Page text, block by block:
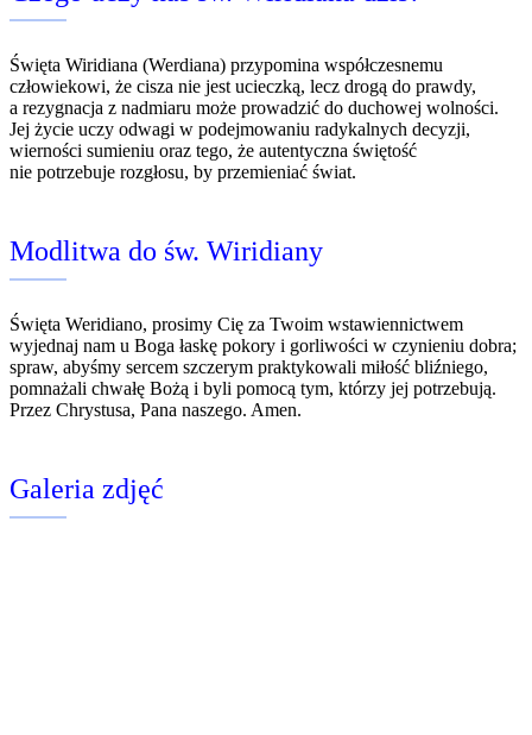
Święta Wiridiana (Werdiana) przypomina współczesnemu
człowiekowi, że cisza nie jest ucieczką, lecz drogą do prawdy,
a rezygnacja z nadmiaru może prowadzić do duchowej wolności.
Jej życie uczy odwagi w podejmowaniu radykalnych decyzji,
wierności sumieniu oraz tego, że autentyczna świętość
nie potrzebuje rozgłosu, by przemieniać świat.
Modlitwa do św. Wiridiany
Święta Weridiano, prosimy Cię za Twoim wstawiennictwem
wyjednaj nam u Boga łaskę pokory i gorliwości w czynieniu dobra;
spraw, abyśmy sercem szczerym praktykowali miłość bliźniego,
pomnażali chwałę Bożą i byli pomocą tym, którzy jej potrzebują.
Przez Chrystusa, Pana naszego. Amen.
Galeria zdjęć